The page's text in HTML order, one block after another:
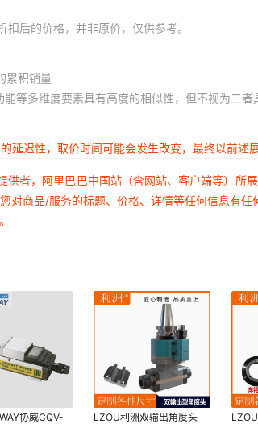
后的价格，并非原价，仅供参考。
累积销量
等多维度要素具有高度的相似性，但不视为二者
迟性，取价时间可能会发生改变，最终以前述
者，阿里巴巴中国站（含网站、客户端等）
对商品/服务的标题、价格、详情等任何信息有
协威CQV-
LZOU利洲双输出角度头